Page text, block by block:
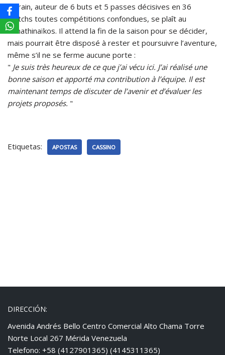
terrain, auteur de 6 buts et 5 passes décisives en 36
matchs toutes compétitions confondues, se plaît au
Panathinaïkos. Il attend la fin de la saison pour se décider,
mais pourrait être disposé à rester et poursuivre l’aventure,
même s’il ne se ferme aucune porte :
" Je suis très heureux de ce que j’ai vécu ici. J’ai réalisé une
bonne saison et apporté ma contribution à l’équipe. Il est
maintenant temps de discuter de l’avenir et d’évaluer les
projets proposés. "
Etiquetas: APOSTAS CASSINO
DIRECCIÓN:
Avenida Andrés Bello Centro Comercial Alto Chama Torre
Norte Local 267 Mérida Venezuela
Telefono: +58 (4127901365) (4145311365)